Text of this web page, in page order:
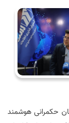
حکمرانی هوشمند